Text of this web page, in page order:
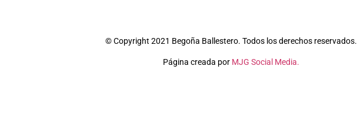
© Copyright 2021 Begoña Ballestero. Todos los derechos reservados.
Página creada por MJG Social Media.